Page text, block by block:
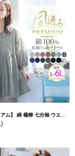
エストギャザー ブラウス | 大きいサイズの通販ならハッピーマリリン
)